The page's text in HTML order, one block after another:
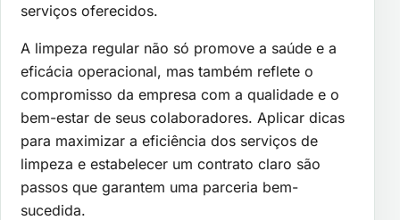
serviços oferecidos.
A limpeza regular não só promove a saúde e a
eficácia operacional, mas também reflete o
compromisso da empresa com a qualidade e o
bem-estar de seus colaboradores. Aplicar dicas
para maximizar a eficiência dos serviços de
limpeza e estabelecer um contrato claro são
passos que garantem uma parceria bem-
sucedida.